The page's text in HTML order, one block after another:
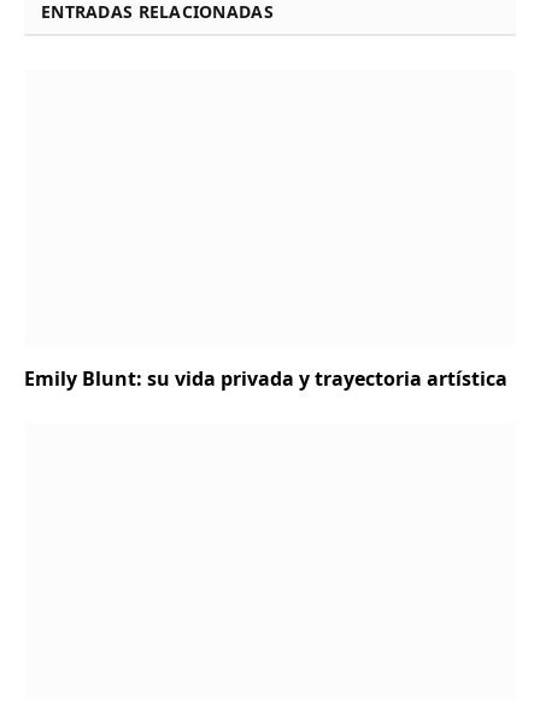
ENTRADAS RELACIONADAS
Emily Blunt: su vida privada y trayectoria artística